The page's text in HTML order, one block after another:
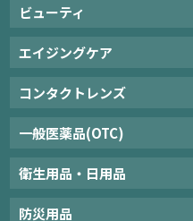
ビューティ
エイジングケア
コンタクトレンズ
一般医薬品(OTC)
衛生用品・日用品
防災用品